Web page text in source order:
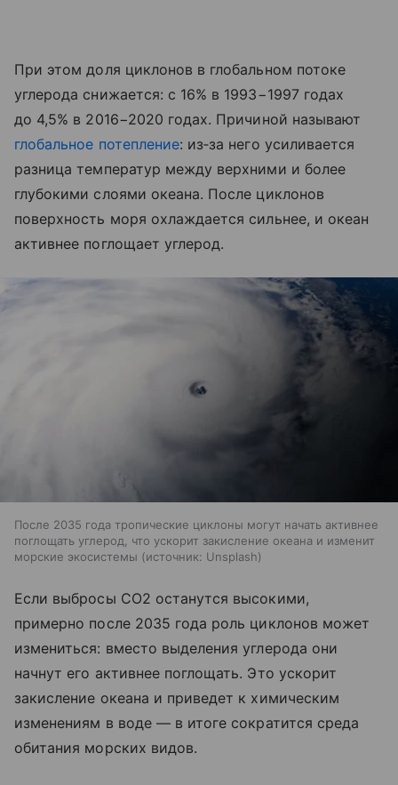
При этом доля циклонов в глобальном потоке
углерода снижается: с 16% в 1993−1997 годах
до 4,5% в 2016−2020 годах. Причиной называют
глобальное потепление: из‑за него усиливается
разница температур между верхними и более
глубокими слоями океана. После циклонов
поверхность моря охлаждается сильнее, и океан
активнее поглощает углерод.
После 2035 года тропические циклоны могут начать активнее
поглощать углерод, что ускорит закисление океана и изменит
морские экосистемы
источник: Unsplash
Если выбросы CO2​ останутся высокими,
примерно после 2035 года роль циклонов может
измениться: вместо выделения углерода они
начнут его активнее поглощать. Это ускорит
закисление океана и приведет к химическим
изменениям в воде — в итоге сократится среда
обитания морских видов.